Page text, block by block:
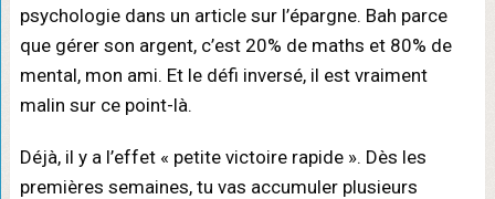
psychologie dans un article sur l’épargne. Bah parce
que gérer son argent, c’est 20% de maths et 80% de
mental, mon ami. Et le défi inversé, il est vraiment
malin sur ce point-là.
Déjà, il y a l’effet « petite victoire rapide ». Dès les
premières semaines, tu vas accumuler plusieurs